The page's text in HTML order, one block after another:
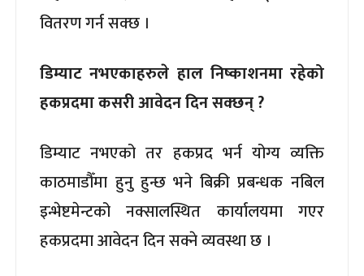
वितरण गर्न सक्छ ।
डिम्याट नभएकाहरुले हाल निष्काशनमा रहेको
हकप्रदमा कसरी आवेदन दिन सक्छन् ?
डिम्याट नभएको तर हकप्रद भर्न योग्य व्यक्ति
काठमाडौँमा हुनु हुन्छ भने बिक्री प्रबन्धक नबिल
इन्भेष्टमेन्टको नक्सालस्थित कार्यालयमा गएर
हकप्रदमा आवेदन दिन सक्ने व्यवस्था छ ।